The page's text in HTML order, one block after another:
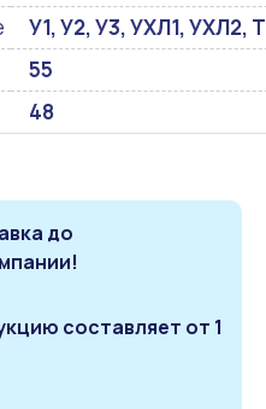
У1, У2, У3, УХЛ1, УХЛ2,
55
48
до
составляет от 1